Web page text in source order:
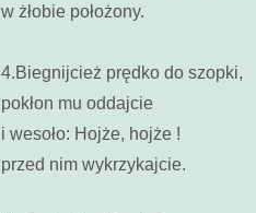
w żłobie położony.
4.Biegnijcież prędko do szopki,
pokłon mu oddajcie
i wesoło: Hojże, hojże !
przed nim wykrzykajcie.